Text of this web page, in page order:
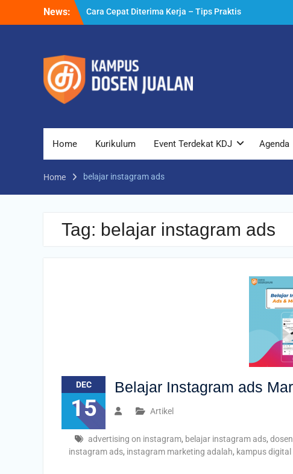
News:
Cara Cepat Diterima Kerja – Tips Praktis
yang Bisa Anda Terapkan
Cara Dapat Pekerjaan – Langkah Praktis
untuk Memperbesar Peluang Kerja
Home Kurikulum Event Terdekat KDJ Agenda
Home belajar instagram ads
Tag: belajar instagram ads
DEC
15
Belajar Instagram ads
Artikel
advertising on instagram, belajar instagram ads,
instagram ads, instagram marketing adalah, kampus